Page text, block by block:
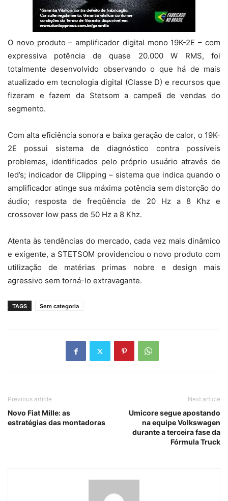
O novo produto – amplificador digital mono 19K-2E – com
expressiva potência de quase 20.000 W RMS, foi
totalmente desenvolvido observando o que há de mais
atualizado em tecnologia digital (Classe D) e recursos que
fizeram e fazem da Stetsom a campeã de vendas do
segmento.
Com alta eficiência sonora e baixa geração de calor, o 19K-
2E possui sistema de diagnóstico contra possíveis
problemas, identificados pelo próprio usuário através de
led’s; indicador de Clipping – sistema que indica quando o
amplificador atinge sua máxima potência sem distorção do
áudio; resposta de freqüência de 20 Hz a 8 Khz e
crossover low pass de 50 Hz a 8 Khz.
Atenta às tendências do mercado, cada vez mais dinâmico
e exigente, a STETSOM providenciou o novo produto com
utilização de matérias primas nobre e design mais
agressivo sem torná-lo extravagante.
TAGS Sem categoria
Previous article
Novo Fiat Mille: as
estratégias das montadoras
Next article
Umicore segue apostando
na equipe Volkswagen
durante a terceira fase da
Fórmula Truck